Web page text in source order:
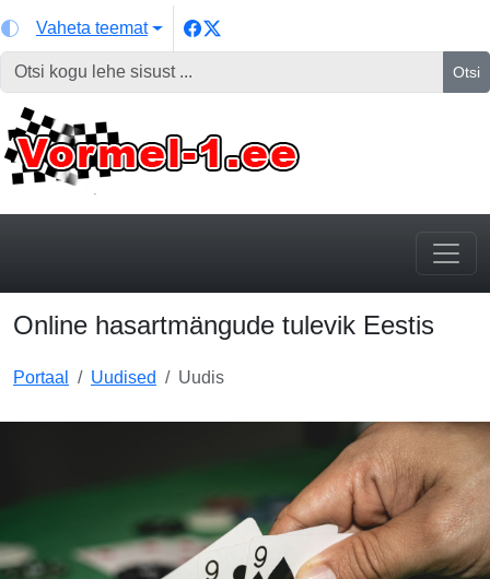
Vaheta teemat
Otsi
Online hasartmängude tulevik Eestis
Portaal Uudised Uudis